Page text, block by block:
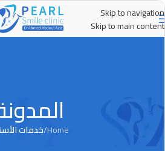
Skip to navigation
Skip to main content
MENU
Home
/خدمات